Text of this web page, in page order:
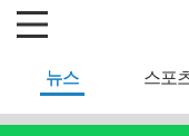
뉴스 스포